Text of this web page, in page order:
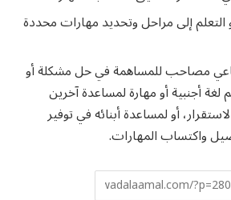
إلى مراحل وتحديد مهارات محددة
مصاحب للمساهمة في حل مشكلة أو
لغة أجنبية أو مهارة لمساعدة آخرين
أو لمساعدة أبنائه في توفير
واكتساب المهارات.